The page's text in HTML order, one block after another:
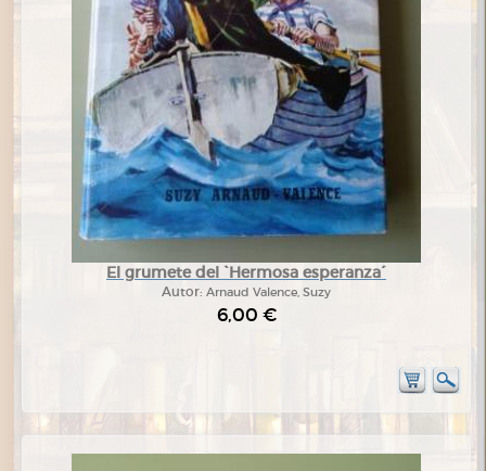
El grumete del `Hermosa esperanza´
Autor: Arnaud Valence, Suzy
6,00 €